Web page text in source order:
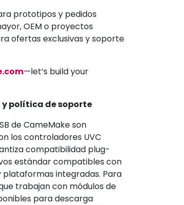
prototipos y pedidos
OEM o proyectos
ofertas exclusivas y soporte
—let’s build your
política de soporte
de CameMake son
los controladores UVC
compatibilidad plug-
estándar compatibles con
plataformas integradas. Para
trabajan con módulos de
para descarga